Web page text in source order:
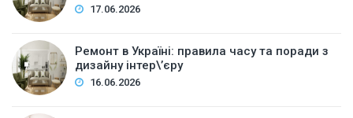
17.06.2026
Ремонт в Україні: правила часу та поради з
дизайну інтер\’єру
16.06.2026